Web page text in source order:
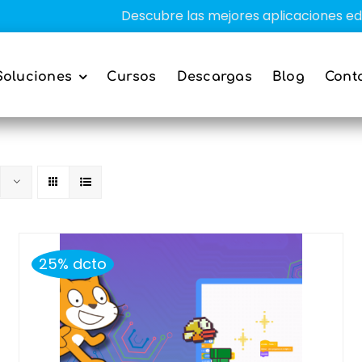
Descubre las mejores aplicaciones
Cursos Descargas Blog
25% dcto